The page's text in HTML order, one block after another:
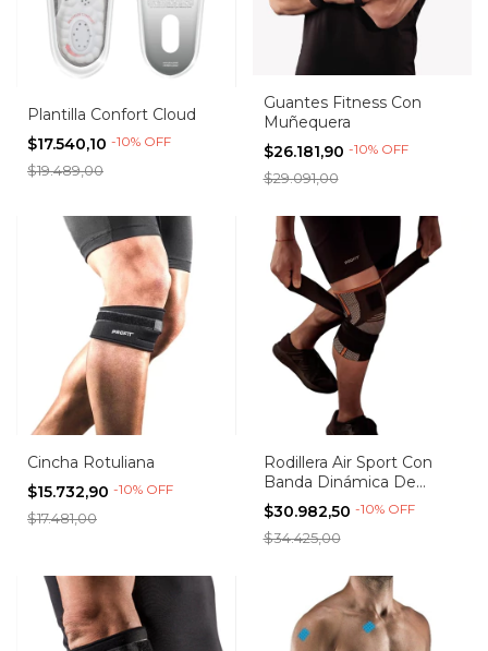
Plantilla Confort Cloud
$17.540,10 -10% OFF
$19.489,00
Guantes Fitness Con
Muñequera
$26.181,90 -10% OFF
$29.091,00
Cincha Rotuliana
$15.732,90 -10% OFF
$17.481,00
Rodillera Air Sport Con
Banda Dinámica De
Ajuste
$30.982,50 -10% OFF
$34.425,00